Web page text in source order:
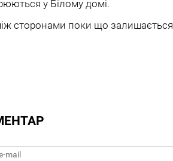
у Білому домі.
сторонами поки що залишається